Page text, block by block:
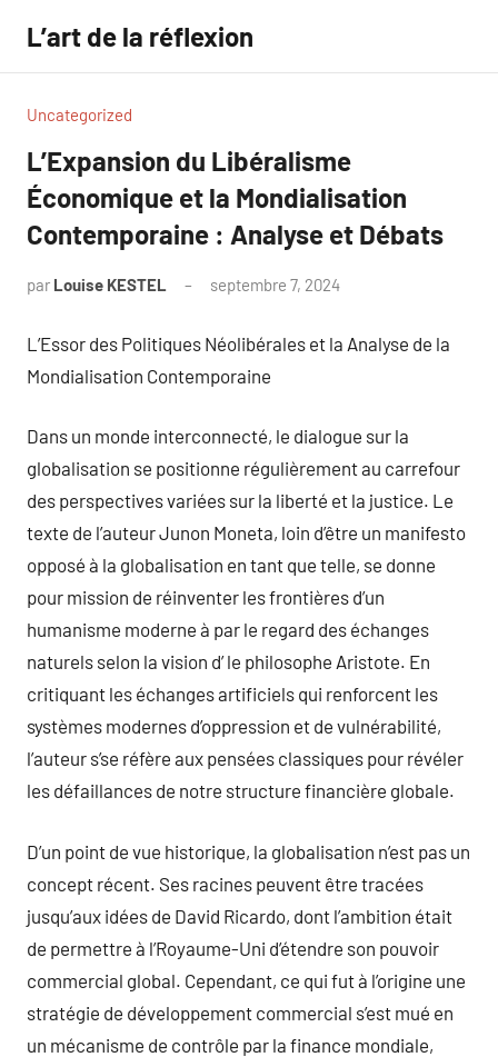
contenu
L’art de la réflexion
Uncategorized
L’Expansion du Libéralisme
Économique et la Mondialisation
Contemporaine : Analyse et Débats
par Louise KESTEL septembre 7, 2024
L’Essor des Politiques Néolibérales et la Analyse de la
Mondialisation Contemporaine
Dans un monde interconnecté, le dialogue sur la
globalisation se positionne régulièrement au carrefour
des perspectives variées sur la liberté et la justice. Le
texte de l’auteur Junon Moneta, loin d’être un manifesto
opposé à la globalisation en tant que telle, se donne
pour mission de réinventer les frontières d’un
humanisme moderne à par le regard des échanges
naturels selon la vision d’ le philosophe Aristote. En
critiquant les échanges artificiels qui renforcent les
systèmes modernes d’oppression et de vulnérabilité,
l’auteur s’se réfère aux pensées classiques pour révéler
les défaillances de notre structure financière globale.
D’un point de vue historique, la globalisation n’est pas un
concept récent. Ses racines peuvent être tracées
jusqu’aux idées de David Ricardo, dont l’ambition était
de permettre à l’Royaume-Uni d’étendre son pouvoir
commercial global. Cependant, ce qui fut à l’origine une
stratégie de développement commercial s’est mué en
un mécanisme de contrôle par la finance mondiale,